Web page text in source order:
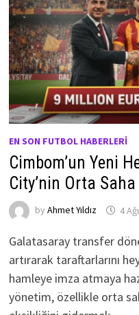
EN SON FUTBOL HABERLERI
Cimbom’un Yeni
City’nin Orta
by Ahmet Yıldız 4
Galatasaray transfer
artırarak taraftarlarını
hamleye imza atmaya
yönetim, özellikle orta